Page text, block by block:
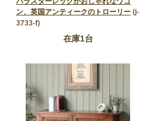
ン、英国アンティークのトローリー (j-
3733-f)
在庫1台